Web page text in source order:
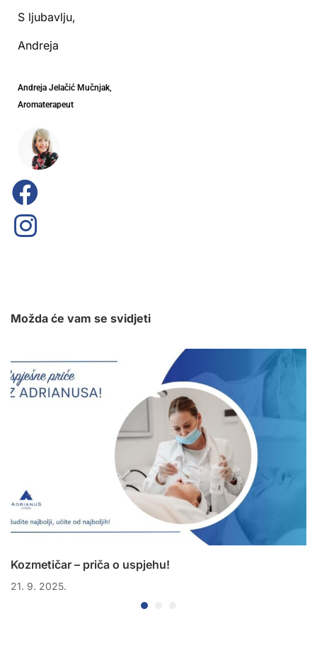
S ljubavlju,
Andreja
Andreja Jelačić Mučnjak,
Aromaterapeut
Možda će vam se svidjeti
Kozmetičar – priča o uspjehu!
21. 9. 2025.